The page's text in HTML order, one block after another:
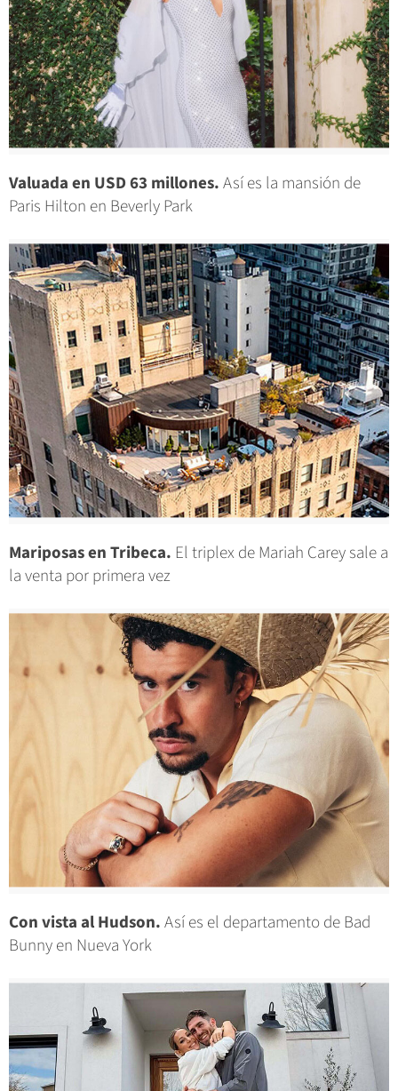
Valuada en USD 63 millones.Así es la mansión de
Paris Hilton en Beverly Park
Mariposas en Tribeca. El triplex de Mariah Carey sale a
la venta por primera vez
Con vista al Hudson.Así es el departamento de Bad
Bunny en Nueva York